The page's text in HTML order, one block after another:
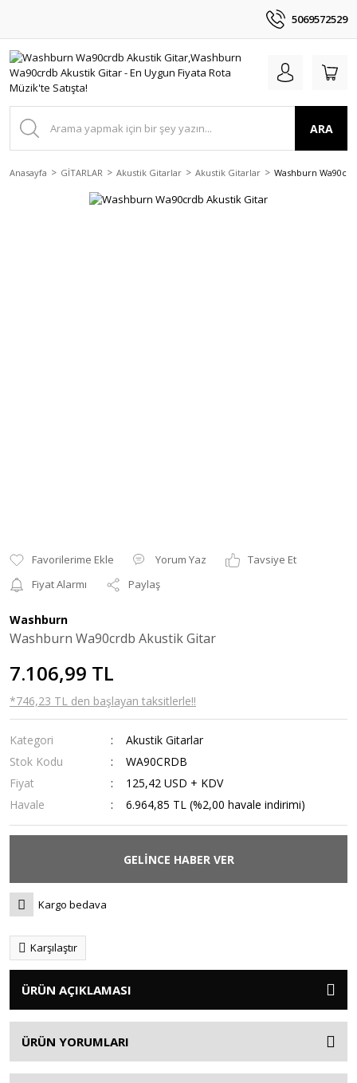
5069572529
ARA
Anasayfa GİTARLAR Akustik Gitarlar Akustik Gitarlar Washburn
Yorum Yaz
Tavsiye Et
Fiyat Alarmı
Paylaş
Washburn
Washburn Wa90crdb Akustik Gitar
7.106,99 TL
*746,23 TL den başlayan taksitlerle!!
Kategori
Akustik Gitarlar
Stok Kodu
WA90CRDB
Fiyat
125,42 USD + KDV
Havale
6.964,85 TL (%2,00 havale indirimi)
GELİNCE HABER VER
Kargo bedava
Karşılaştır
ÜRÜN AÇIKLAMASI
ÜRÜN YORUMLARI